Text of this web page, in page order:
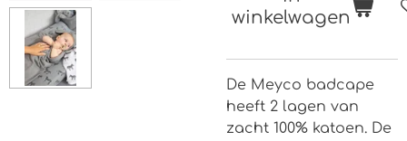
winkelwagen
De Meyco badcape
heeft 2 lagen van
zacht 100% katoen. De